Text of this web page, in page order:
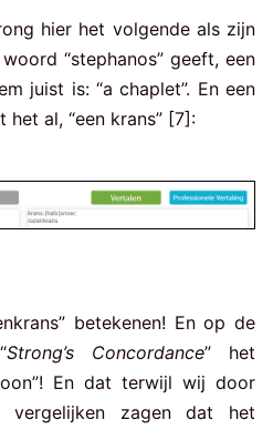
hier het volgende als zijn
“stephanos” geeft, een
juist is: “a chaplet”. En een
al, “een krans” [7]:
betekenen! En op de
Strong’s Concordance” het
En dat terwijl wij door
zagen dat het